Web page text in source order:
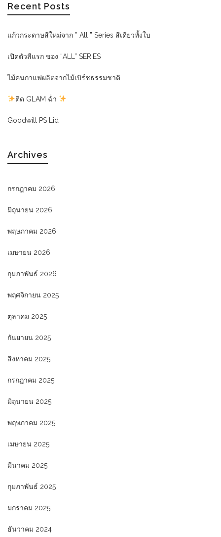
Recent Posts
แก้วกระดาษสีใหม่จาก ” All ” Series สีเดียวทั้งใบ
เปิดตัวสีแรก ของ “ALL” SERIES
ไม้คนกาแฟผลิตจากไม้เบิร์ชธรรมชาติ
ติด GLAM ฉ่ำ
Goodwill PS Lid
Archives
กรกฎาคม 2026
มิถุนายน 2026
พฤษภาคม 2026
เมษายน 2026
กุมภาพันธ์ 2026
พฤศจิกายน 2025
ตุลาคม 2025
กันยายน 2025
สิงหาคม 2025
กรกฎาคม 2025
มิถุนายน 2025
พฤษภาคม 2025
เมษายน 2025
มีนาคม 2025
กุมภาพันธ์ 2025
มกราคม 2025
ธันวาคม 2024